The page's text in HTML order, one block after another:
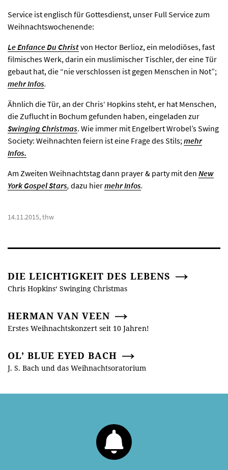
Facebook Newsletter
Ticktes kaufen
Kontakt
Service ist englisch für Gottesdienst, unser Full Service zum
Weihnachtswochenende:
Le Enfance Du Christvon Hector Berlioz, ein melodiöses, fast
filmisches Werk, darin ein muslimischer Tischler, der eine Tür
gebaut hat, die “nie verschlossen ist gegen Menschen in Not”;
mehr Infos.
Ähnlich die Tür, an der Chris‘ Hopkins steht, er hat Menschen,
die Zuflucht in Bochum gefunden haben, eingeladen zur
Swinging Christmas. Wie immer mit Engelbert Wrobel’s Swing
Society: Weihnachten feiern ist eine Frage des Stils;mehr
Infos.
Am Zweiten Weihnachtstag dann prayer & party mit den New
York Gospel Stars, dazu hiermehr Infos.
14.11.2015, thw
DIE LEICHTIGKEIT DES LEBENS
Chris Hopkins‘ Swinging Christmas
HERMAN VAN VEEN
Erstes Weihnachtskonzert seit 10 Jahren!
OL’ BLUE EYED BACH
J. S. Bach und das Weihnachtsoratorium